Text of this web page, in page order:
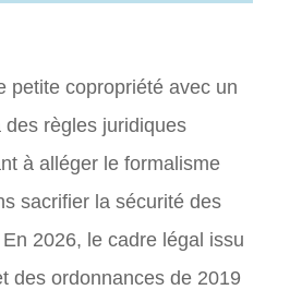
petite copropriété avec un
règles juridiques
à alléger le formalisme
sacrifier la sécurité des
2026, le cadre légal issu
des ordonnances de 2019